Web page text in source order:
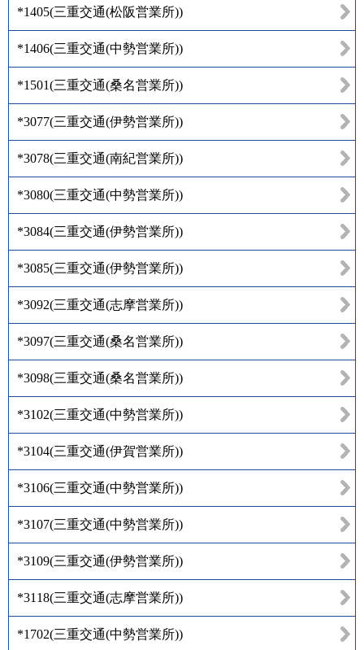
*1405(三重交通(松阪営業所))
*1406(三重交通(中勢営業所))
*1501(三重交通(桑名営業所))
*3077(三重交通(伊勢営業所))
*3078(三重交通(南紀営業所))
*3080(三重交通(中勢営業所))
*3084(三重交通(伊勢営業所))
*3085(三重交通(伊勢営業所))
*3092(三重交通(志摩営業所))
*3097(三重交通(桑名営業所))
*3098(三重交通(桑名営業所))
*3102(三重交通(中勢営業所))
*3104(三重交通(伊賀営業所))
*3106(三重交通(中勢営業所))
*3107(三重交通(中勢営業所))
*3109(三重交通(伊勢営業所))
*3118(三重交通(志摩営業所))
*1702(三重交通(中勢営業所))